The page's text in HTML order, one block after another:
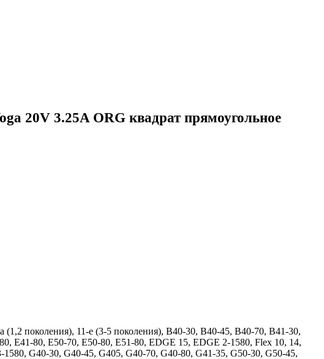
20V 3.25A ORG квадрат прямоугольное
поколения), 11-e (3-5 поколения), B40-30, B40-45, B40-70, B41-30,
E41-80, E50-70, E50-80, E51-80, EDGE 15, EDGE 2-1580, Flex 10, 14,
G40-30, G40-45, G405, G40-70, G40-80, G41-35, G50-30, G50-45,